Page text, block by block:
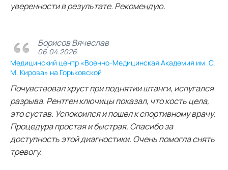
уверенности в результате. Рекомендую.
Борисов Вячеслав
06.04.2026
Медицинский центр «Военно-Медицинская Академия им. С.
М. Кирова» на Горьковской
Почувствовал хруст при поднятии штанги, испугался
разрыва. Рентген ключицы показал, что кость цела,
это сустав. Успокоился и пошел к спортивному врачу.
Процедура простая и быстрая. Спасибо за
доступность этой диагностики. Очень помогла снять
тревогу.